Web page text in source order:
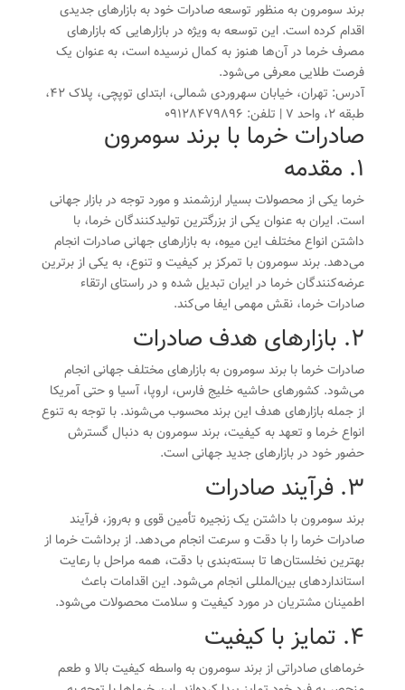
برند سومرون به منظور توسعه صادرات خود به بازارهای جدیدی
اقدام کرده است. این توسعه به ویژه در بازارهایی که بازارهای
مصرف خرما در آن‌ها هنوز به کمال نرسیده است، به عنوان یک
فرصت طلایی معرفی می‌شود.
آدرس: تهران، خیابان سهروردی شمالی، ابتدای توپچی، پلاک 42،
طبقه 2، واحد 7 | تلفن: 09128479896
صادرات خرما با برند سومرون
1. مقدمه
خرما یکی از محصولات بسیار ارزشمند و مورد توجه در بازار جهانی
است. ایران به عنوان یکی از بزرگترین تولیدکنندگان خرما، با
داشتن انواع مختلف این میوه، به بازارهای جهانی صادرات انجام
می‌دهد. برند سومرون با تمرکز بر کیفیت و تنوع، به یکی از برترین
عرضه‌کنندگان خرما در ایران تبدیل شده و در راستای ارتقاء
صادرات خرما، نقش مهمی ایفا می‌کند.
2. بازارهای هدف صادرات
صادرات خرما با برند سومرون به بازارهای مختلف جهانی انجام
می‌شود. کشورهای حاشیه خلیج فارس، اروپا، آسیا و حتی آمریکا
از جمله بازارهای هدف این برند محسوب می‌شوند. با توجه به تنوع
انواع خرما و تعهد به کیفیت، برند سومرون به دنبال گسترش
حضور خود در بازارهای جدید جهانی است.
3. فرآیند صادرات
برند سومرون با داشتن یک زنجیره تأمین قوی و به‌روز، فرآیند
صادرات خرما را با دقت و سرعت انجام می‌دهد. از برداشت خرما از
بهترین نخلستان‌ها تا بسته‌بندی با دقت، همه مراحل با رعایت
استانداردهای بین‌المللی انجام می‌شود. این اقدامات باعث
اطمینان مشتریان در مورد کیفیت و سلامت محصولات می‌شود.
4. تمایز با کیفیت
خرماهای صادراتی از برند سومرون به واسطه کیفیت بالا و طعم